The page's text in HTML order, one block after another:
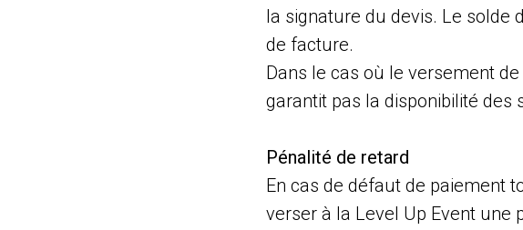
la signature du devis. Le solde
de facture.
Dans le cas où le versement
garantit pas la disponibilité des
Pénalité de retard
En cas de défaut de paiement
verser à la Level Up Event une